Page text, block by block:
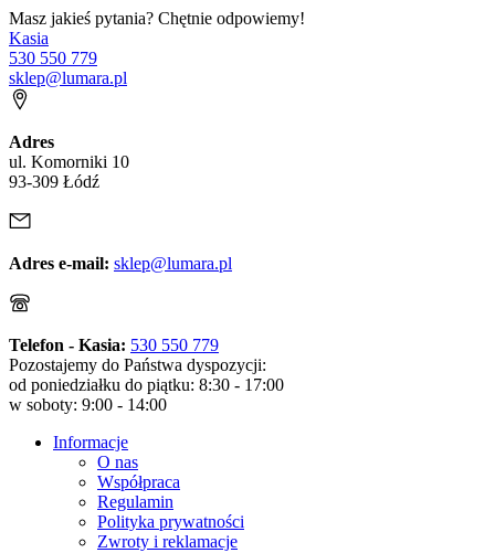
Masz jakieś pytania? Chętnie odpowiemy!
Kasia
530 550 779
sklep@lumara.pl
Adres
ul. Komorniki 10
93-309 Łódź
Adres e-mail: sklep@lumara.pl
Telefon - Kasia: 530 550 779
Pozostajemy do Państwa dyspozycji:
od poniedziałku do piątku: 8:30 - 17:00
w soboty: 9:00 - 14:00
Informacje
O nas
Współpraca
Regulamin
Polityka prywatności
Zwroty i reklamacje